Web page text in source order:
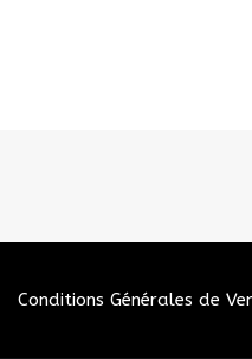
Conditions Générales de